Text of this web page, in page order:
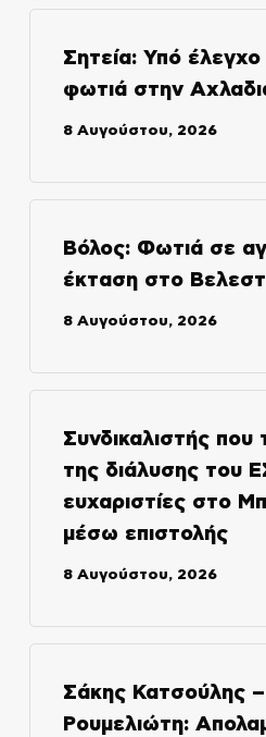
Σητεία: Υπό
φωτιά στην
8 Αυγούστου, 2026
Βόλος: Φωτιά σε
έκταση στο
8 Αυγούστου, 2026
Συνδικαλιστής που
της διάλυσης του
ευχαριστίες στο
μέσω επιστολής
8 Αυγούστου, 2026
Σάκης Κατσούλης
Ρουμελιώτη: